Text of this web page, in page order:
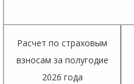
Расчет по страховым
взносам за полугодие
2026 года